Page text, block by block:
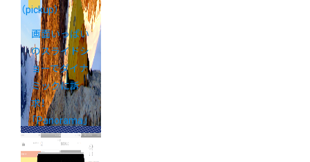
（pickup）
画面いっぱい
のスライドシ
ョーでダイナ
ミックに訴
求！
「Panorama」
テンプレート
活用事例5選